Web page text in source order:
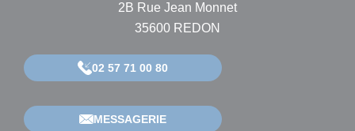
2B Rue Jean Monnet
35600 REDON
02 57 71 00 80
MESSAGERIE